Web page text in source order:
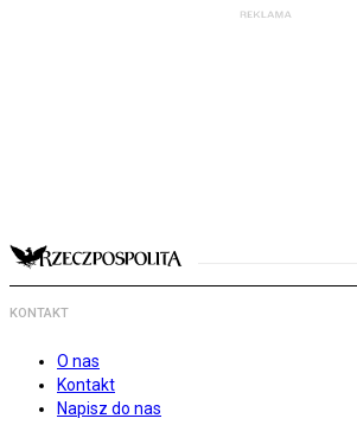
KONTAKT
O nas
Kontakt
Napisz do nas